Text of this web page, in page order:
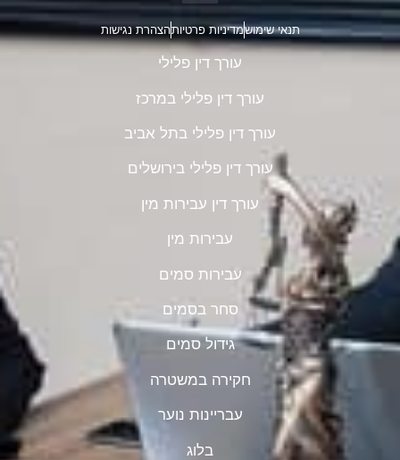
תנאי שימושמדיניות פרטיותהצהרת נגישות
עורך דין פלילי
עורך דין פלילי במרכז
עורך דין פלילי בתל אביב
עורך דין פלילי בירושלים
עורך דין עבירות מין
עבירות מין
עבירות סמים
סחר בסמים
גידול סמים
חקירה במשטרה
עבריינות נוער
בלוג